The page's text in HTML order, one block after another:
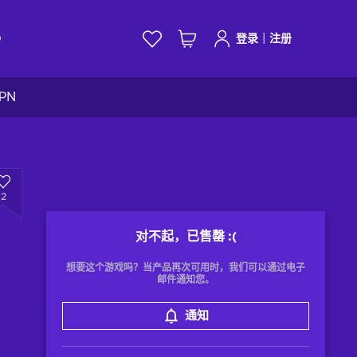
登录 注册
2
对不起，已售罄 :(
想要这个游戏吗？当产品再次可用时，我们可以通过电子
邮件通知您。
通知